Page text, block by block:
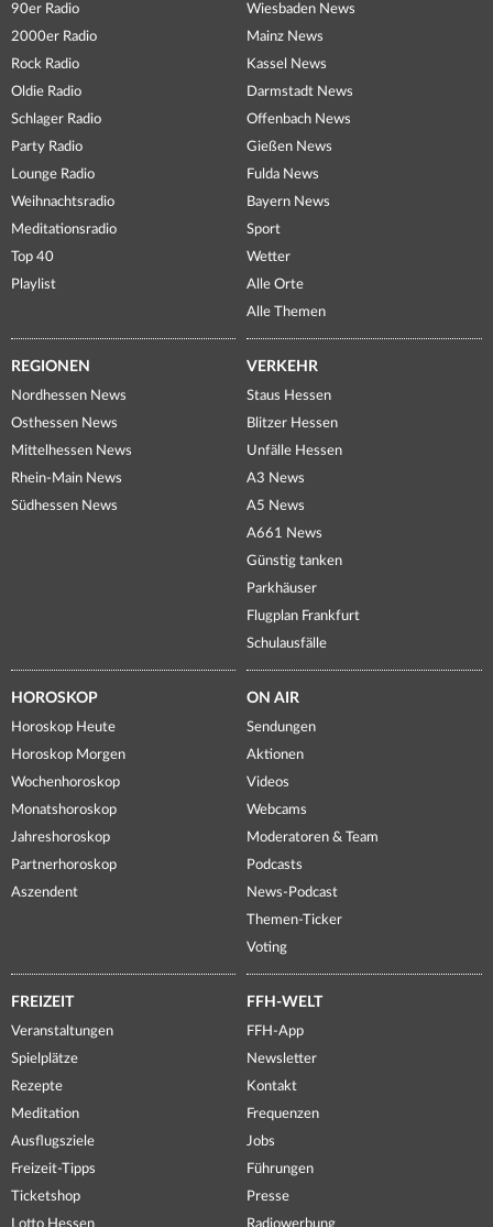
90er Radio
2000er Radio
Rock Radio
Oldie Radio
Schlager Radio
Party Radio
Lounge Radio
Weihnachtsradio
Meditationsradio
Top 40
Playlist
Wiesbaden News
Mainz News
Kassel News
Darmstadt News
Offenbach News
Gießen News
Fulda News
Bayern News
Sport
Wetter
Alle Orte
Alle Themen
REGIONEN
Nordhessen News
Osthessen News
Mittelhessen News
Rhein-Main News
Südhessen News
VERKEHR
Staus Hessen
Blitzer Hessen
Unfälle Hessen
A3 News
A5 News
A661 News
Günstig tanken
Parkhäuser
Flugplan Frankfurt
Schulausfälle
HOROSKOP
Horoskop Heute
Horoskop Morgen
Wochenhoroskop
Monatshoroskop
Jahreshoroskop
Partnerhoroskop
Aszendent
ON AIR
Sendungen
Aktionen
Videos
Webcams
Moderatoren & Team
Podcasts
News-Podcast
Themen-Ticker
Voting
FREIZEIT
Veranstaltungen
Spielplätze
Rezepte
Meditation
Ausflugsziele
Freizeit-Tipps
Ticketshop
Lotto Hessen
FFH-WELT
FFH-App
Newsletter
Kontakt
Frequenzen
Jobs
Führungen
Presse
Radiowerbung